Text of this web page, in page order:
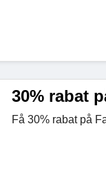
30% rabat
Få 30% rabat på